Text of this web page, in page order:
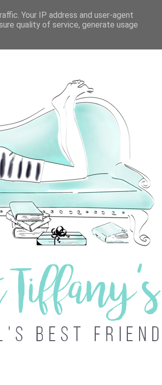
Your IP address and user-agent
quality of service, generate usage